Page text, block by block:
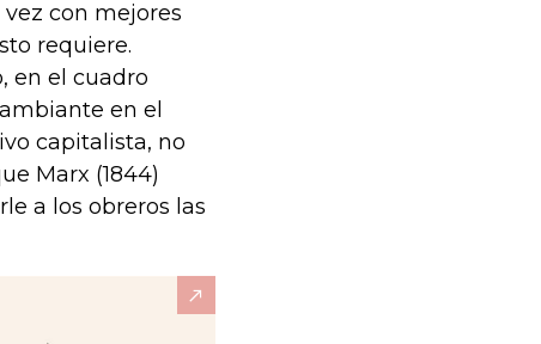
con mejores
requiere.
en el cuadro
en el
capitalista, no
Marx (1844)
a los obreros las